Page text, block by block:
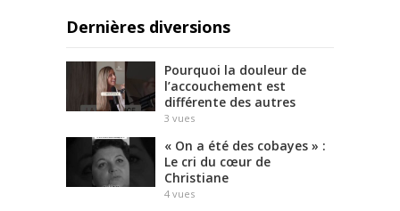
Dernières diversions
Pourquoi la douleur de
l’accouchement est
différente des autres
3 vues
« On a été des cobayes » :
Le cri du cœur de
Christiane
4 vues